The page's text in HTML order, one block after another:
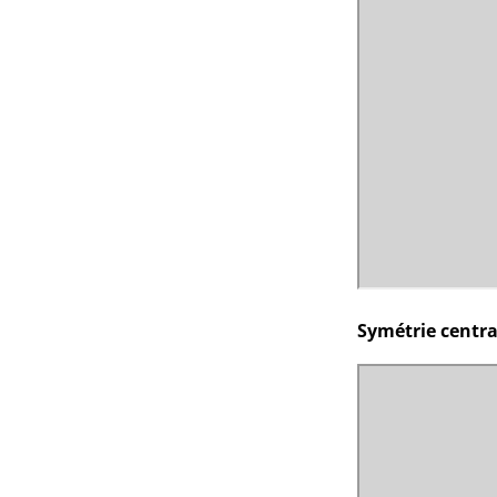
Symétrie